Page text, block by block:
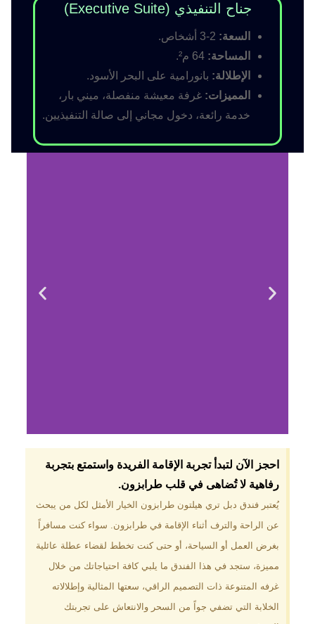
جناح التنفيذي (Executive Suite)
السعة:
المساحة:
الإطلالة: بانورامية على البحر الأسود.
المميزات: غرفة معيشة منفصلة، ميني بار،
خدمة رائعة، دخول مجاني إلى صالة التنفيذيين.
لماذا تختار فندق دبل
تري هيلتون
طرابزون؟
موقع مميز في قلب طرابزون بالقرب
من أهم المعالم السياحية. إطلالات
الخضراء. مرافق متكاملة تشمل
مسبحًا داخليًا، سبا، صالة ألعاب
رياضية، ومطاعم عالمية.
احجز الآن لتبدأ تجربة الإقامة الفريدة واستمتع بتجربة
رفاهية لا تُضاهى في قلب طرابزون.​
يُعتبر فندق دبل تري هيلتون طرابزون الخيار الأمثل لكل من يبحث
عن الراحة والترف أثناء الإقامة في طرابزون. سواء كنت مسافراً
بغرض العمل أو السياحة، أو حتى كنت تخطط لقضاء عطلة عائلية
مميزة، ستجد في هذا الفندق ما يلبي كافة احتياجاتك من خلال
غرفه المتنوعة ذات التصميم الراقي، سعتها المثالية وإطلالاته
الخلابة التي تضفي جواً من السحر والانتعاش على تجربتك